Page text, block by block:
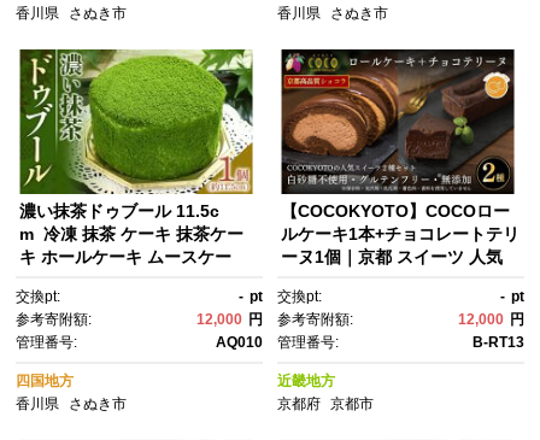
香川県
さぬき市
香川県
さぬき市
濃い抹茶ドゥブール 11.5c
m 冷凍 抹茶 ケーキ 抹茶ケー
キ ホールケーキ ムースケー
キ 小豆 スイーツ ギフト プレゼ
ント 手土産
交換pt: - pt
参考寄附額:
12,000 円
管理番号:
AQ010
四国地方
香川県
さぬき市
【COCOKYOTO】COCOロー
ルケーキ1本+チョコレートテリ
ーヌ1個｜京都 スイーツ 人気
レート専門店 チョコレート 無
添加 健康志向 グルテンフリ
ー 砂糖不使用 人気 おすすめ グ
ルメ お菓子 洋菓子 スイーツ チ
ョコ お取り寄せ 通販 送料無
料 ふるさと納税 ］
交換pt: - pt
参考寄附額:
12,000 円
管理番号:
B-RT13
近畿地方
京都府 京都市